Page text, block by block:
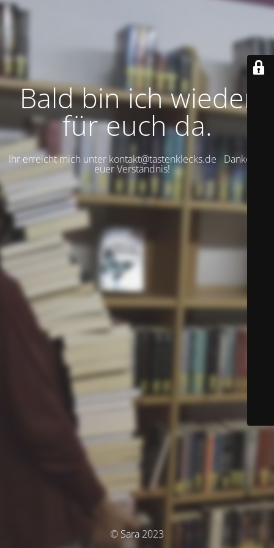
Bald bin ich wieder
für euch da.
Ihr erreicht mich unter kontakt@tastenklecks.de Danke für
euer Verständnis!
© Sara 2023